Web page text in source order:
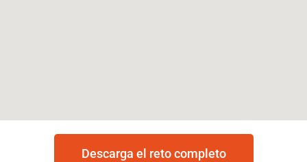
Descarga el reto completo